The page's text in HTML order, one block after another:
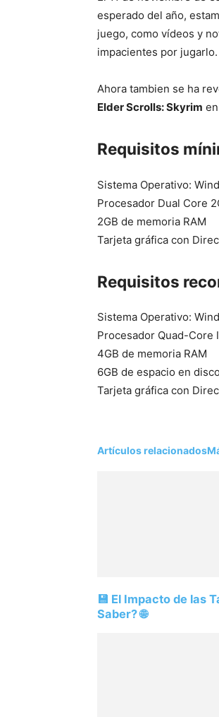
esperado del año,
juego, como vídeos y
impacientes por jugarlo.
Ahora tambien se ha
Elder Scrolls: Skyrim
Requisitos
Sistema Operativo:
Procesador Dual Core
2GB de memoria RAM
Tarjeta gráfica con
Requisitos
Sistema Operativo:
Procesador Quad-Core
4GB de memoria RAM
6GB de espacio en
Tarjeta gráfica con
Artículos relacionados
💾 El Impacto de las
Saber? 🌐